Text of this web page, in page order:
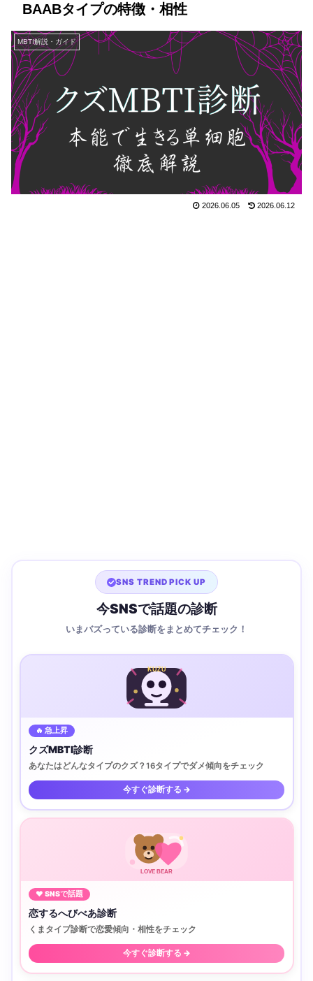
BAABタイプの特徴・相性
MBTI解説・ガイド
2026.06.05 2026.06.12
SNS TREND PICK UP
今SNSで話題の診断
いまバズっている診断をまとめてチェック！
KUZU
🔥 急上昇
クズMBTI診断
あなたはどんなタイプのクズ？16タイプでダメ傾向をチェック
今すぐ診断する →
LOVE BEAR
♥ SNSで話題
恋するへびべあ診断
くまタイプ診断で恋愛傾向・相性をチェック
今すぐ診断する →